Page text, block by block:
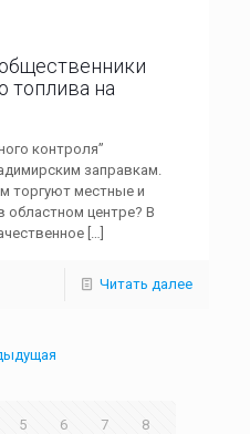
топлива на
контроля”
заправкам.
торгуют местные и
центре? В
[…]
Читать далее
5 6 7 8